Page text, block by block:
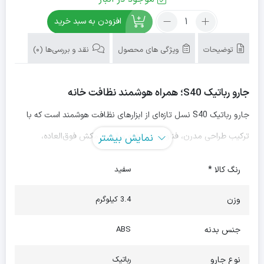
41,000,000
بود.
38,940,000
تومان.
تعداد:
رباتیک
شیائومی
افزودن به سبد خرید
توضیحات ویژگی های محصول نقد و بررسی‌ها (0)
جارو رباتیک S40؛ همراه هوشمند نظافت خانه
جارو رباتیک S40 نسل تازه‌ای از ابزارهای نظافت هوشمند است که با
ترکیب طراحی مدرن، فناوری پیشرفته و قدرت مکش فوق‌العاده،
ربات با سیستم ناوبری دقیق، سنسورهای هوشمند و قابلیت تی‌کشی
همزمان، همه گوشه و کنار خونه رو منظم و کامل تمیز می‌کنه.
طراحی مینیمال و شیک
جارو رباتیک S40 با طراحی مینیمال سفید، ابعاد جمع‌وجور و وزن
نمایش بیشتر
رنگ کالا * سفید
وزن 3.4 کیلوگرم
جنس بدنه ABS
نوع جارو رباتیک